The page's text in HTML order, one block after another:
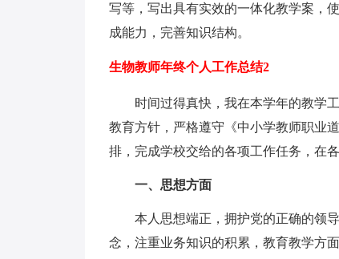
写等，写出具有实效的一体化教学案，
成能力，完善知识结构。
生物教师年终个人工作总结2
时间过得真快，我在本学年的教学工
教育方针，严格遵守《中小学教师职业
排，完成学校交给的各项工作任务，在
一、思想方面
本人思想端正，拥护党的正确的领导
念，注重业务知识的积累，教育教学方